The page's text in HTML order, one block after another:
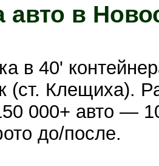
авто в
в 40'
(ст. Клещиха).
000+ авто —
до/после.